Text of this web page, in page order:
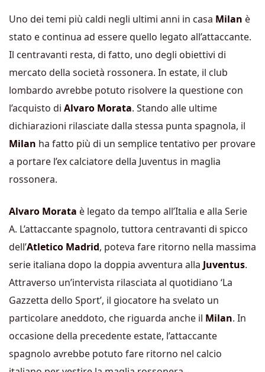
Uno dei temi più caldi negli ultimi anni in casa Milan è
stato e continua ad essere quello legato all’attaccante.
Il centravanti resta, di fatto, uno degli obiettivi di
mercato della società rossonera. In estate, il club
lombardo avrebbe potuto risolvere la questione con
l’acquisto di Alvaro Morata. Stando alle ultime
dichiarazioni rilasciate dalla stessa punta spagnola, il
Milan ha fatto più di un semplice tentativo per provare
a portare l’ex calciatore della Juventus in maglia
rossonera.
Alvaro Morata è legato da tempo all’Italia e alla Serie
A. L’attaccante spagnolo, tuttora centravanti di spicco
dell’Atletico Madrid, poteva fare ritorno nella massima
serie italiana dopo la doppia avventura alla Juventus.
Attraverso un’intervista rilasciata al quotidiano ‘La
Gazzetta dello Sport’, il giocatore ha svelato un
particolare aneddoto, che riguarda anche il Milan. In
occasione della precedente estate, l’attaccante
spagnolo avrebbe potuto fare ritorno nel calcio